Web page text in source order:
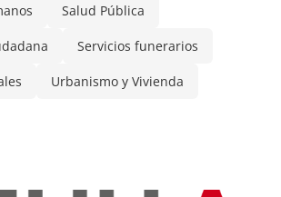
Salud Pública
Servicios funerarios
Urbanismo y Vivienda